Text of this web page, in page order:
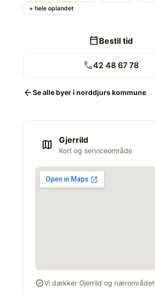
+ hele oplandet
calendar_today Bestil tid
call42 48 67 78
arrow_backSe alle byer i norddjurs kommune
map Gjerrild
Kort og serviceområde
verifiedVi dækker Gjerrild og nærområdet